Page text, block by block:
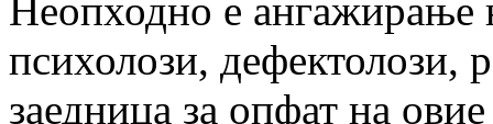
Неопходно е ангажирање
психолози, дефектолози,
заедница за опфат на